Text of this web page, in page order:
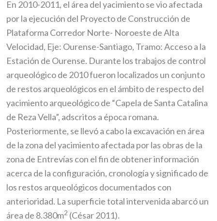
En 2010-2011, el área del yacimiento se vio afectada
por la ejecución del Proyecto de Construcción de
Plataforma Corredor Norte- Noroeste de Alta
Velocidad, Eje: Ourense-Santiago, Tramo: Acceso a la
Estación de Ourense. Durante los trabajos de control
arqueológico de 2010 fueron localizados un conjunto
de restos arqueológicos en el ámbito de respecto del
yacimiento arqueológico de “Capela de Santa Catalina
de Reza Vella”, adscritos a época romana.
Posteriormente, se llevó a cabo la excavación en área
de la zona del yacimiento afectada por las obras de la
zona de Entrevías con el fin de obtener información
acerca de la configuración, cronología y significado de
los restos arqueológicos documentados con
anterioridad. La superficie total intervenida abarcó un
área de 8.380m2 (César 2011).